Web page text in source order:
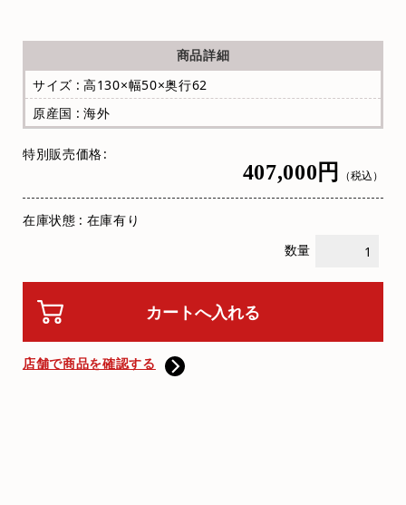
商品詳細
サイズ : 高130×幅50×奥行62
原産国 : 海外
特別販売価格
407,000円 （税込）
在庫状態 : 在庫有り
数量
店舗で商品を確認する